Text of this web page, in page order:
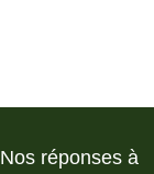
Nos réponses à